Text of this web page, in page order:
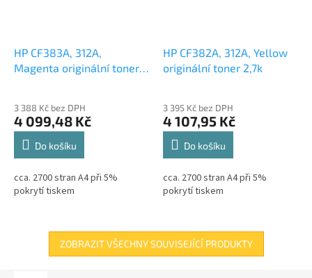
HP CF383A, 312A,
Magenta originální toner
3 388 Kč bez DPH
4 099,48 Kč
Do košíku
cca. 2700 stran A4 při 5%
pokrytí tiskem
HP CF382A, 312A, Yellow
originální toner 2,7k
3 395 Kč bez DPH
4 107,95 Kč
Do košíku
cca. 2700 stran A4 při 5%
pokrytí tiskem
ZOBRAZIT VŠECHNY SOUVISEJÍCÍ PRODUKTY